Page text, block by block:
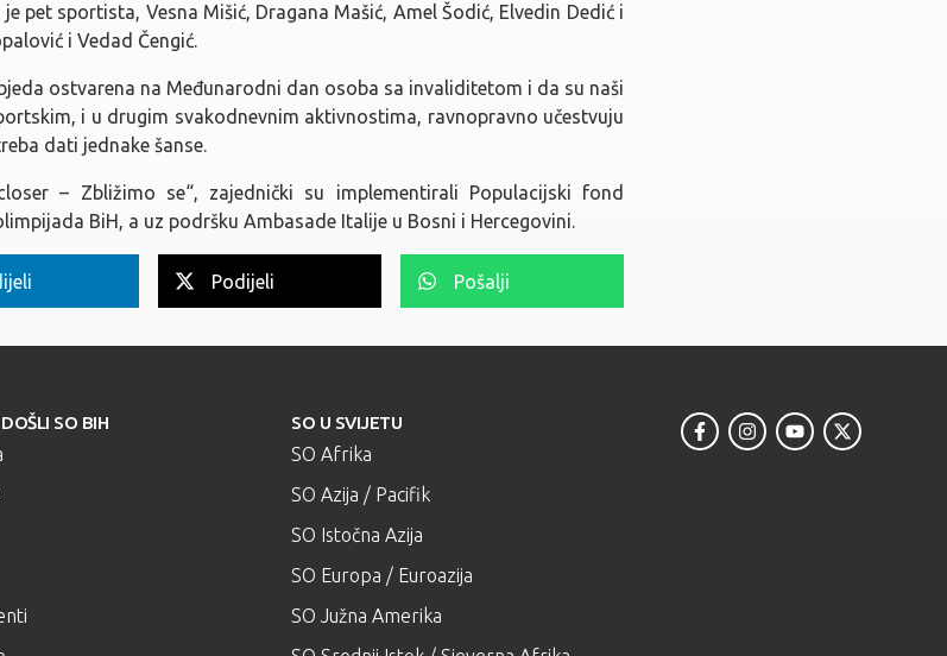
pet sportista, Vesna Mišić, Dragana Mašić, Amel Šodić, Elvedin Dedić i
i Vedad Čengić.
ostvarena na Međunarodni dan osoba sa invaliditetom i da su naši
i u drugim svakodnevnim aktivnostima, ravnopravno učestvuju
dati jednake šanse.
– Zbližimo se“, zajednički su implementirali Populacijski fond
BiH, a uz podršku Ambasade Italije u Bosni i Hercegovini.
Podijeli Pošalji
SO BIH SO U SVIJETU
SO Afrika
SO Azija / Pacifik
SO Istočna Azija
SO Europa / Euroazija
SO Južna Amerika